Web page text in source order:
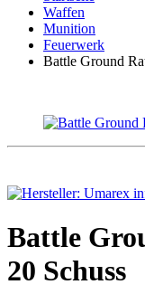
Waffen
Munition
Feuerwerk
Battle Ground
Battle
20 Schuss